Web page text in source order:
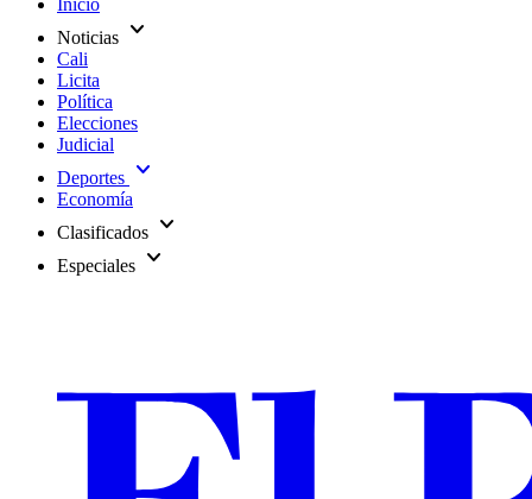
Inicio
Noticias expand_more
Cali
Licita
Política
Elecciones
Judicial
Deportes expand_more
Economía
Clasificados expand_more
Especiales expand_more